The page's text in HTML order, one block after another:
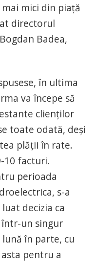
mici din piață
directorul
Badea,
în ultima
va începe să
clienților
toate odată, deși
plății în rate.
10 facturi.
perioada
s-a
decizia ca
un singur
lună în parte, cu
pentru a